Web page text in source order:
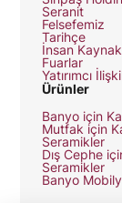
Seranit
Felsefemiz
Tarihçe
İnsan
Fuarlar
Yatırımcı
Ürünler
Banyo için
Mutfak için
Seramikler
Dış Cephe
Seramikler
Banyo